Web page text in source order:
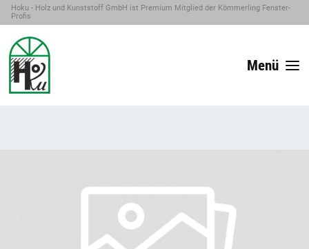
Hoku - Holz und Kunststoff GmbH ist Premium Mitglied der Kömmerling Fenster-
Profis
Menü